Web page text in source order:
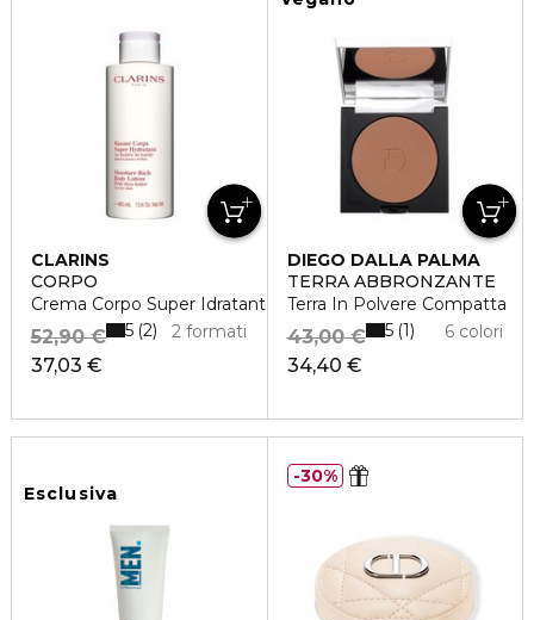
CLARINS
CORPO
Crema Corpo Super Idratante
37,03 €
52,90 € 2 formati
5 2
DIEGO DALLA PALMA
TERRA ABBRONZANTE
Terra In Polvere Compatta
34,40 €
43,00 € 6 colori
5 1
Esclusiva
30%